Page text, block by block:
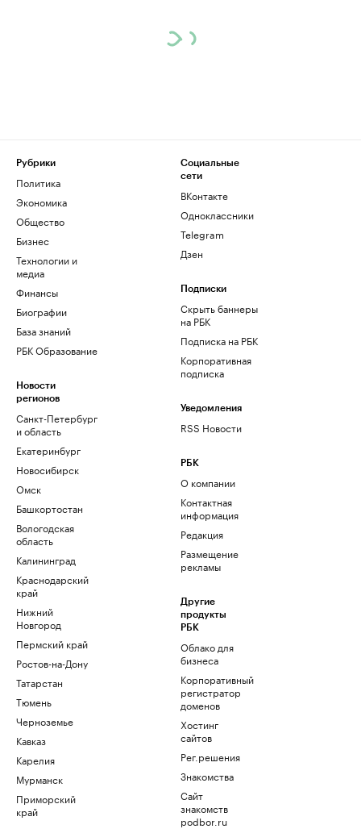
Рубрики
Политика
Экономика
Общество
Бизнес
Технологии и
медиа
Финансы
Биографии
База знаний
РБК Образование
Новости
регионов
Санкт-Петербург
и область
Екатеринбург
Новосибирск
Омск
Башкортостан
Вологодская
область
Калининград
Краснодарский
край
Нижний
Новгород
Пермский край
Ростов-на-Дону
Татарстан
Тюмень
Черноземье
Кавказ
Карелия
Мурманск
Приморский
край
Социальные
сети
ВКонтакте
Одноклассники
Telegram
Дзен
Подписки
Скрыть баннеры
на РБК
Подписка на РБК
Корпоративная
подписка
Уведомления
RSS Новости
РБК
О компании
Контактная
информация
Редакция
Размещение
рекламы
Другие
продукты
РБК
Облако для
бизнеса
Корпоративный
регистратор
доменов
Хостинг
сайтов
Рег.решения
Знакомства
Сайт
знакомств
podbor.ru